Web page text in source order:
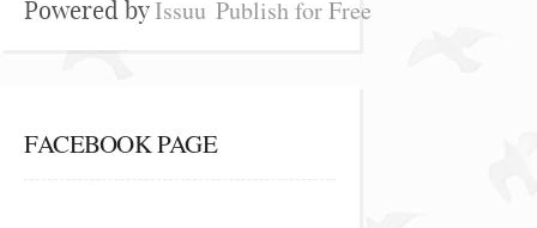
Powered byIssuu Publish for Free
FACEBOOK PAGE